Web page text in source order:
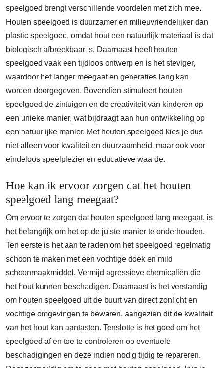
speelgoed brengt verschillende voordelen met zich mee.
Houten speelgoed is duurzamer en milieuvriendelijker dan
plastic speelgoed, omdat hout een natuurlijk materiaal is dat
biologisch afbreekbaar is. Daarnaast heeft houten
speelgoed vaak een tijdloos ontwerp en is het steviger,
waardoor het langer meegaat en generaties lang kan
worden doorgegeven. Bovendien stimuleert houten
speelgoed de zintuigen en de creativiteit van kinderen op
een unieke manier, wat bijdraagt aan hun ontwikkeling op
een natuurlijke manier. Met houten speelgoed kies je dus
niet alleen voor kwaliteit en duurzaamheid, maar ook voor
eindeloos speelplezier en educatieve waarde.
Hoe kan ik ervoor zorgen dat het houten
speelgoed lang meegaat?
Om ervoor te zorgen dat houten speelgoed lang meegaat, is
het belangrijk om het op de juiste manier te onderhouden.
Ten eerste is het aan te raden om het speelgoed regelmatig
schoon te maken met een vochtige doek en mild
schoonmaakmiddel. Vermijd agressieve chemicaliën die
het hout kunnen beschadigen. Daarnaast is het verstandig
om houten speelgoed uit de buurt van direct zonlicht en
vochtige omgevingen te bewaren, aangezien dit de kwaliteit
van het hout kan aantasten. Tenslotte is het goed om het
speelgoed af en toe te controleren op eventuele
beschadigingen en deze indien nodig tijdig te repareren.